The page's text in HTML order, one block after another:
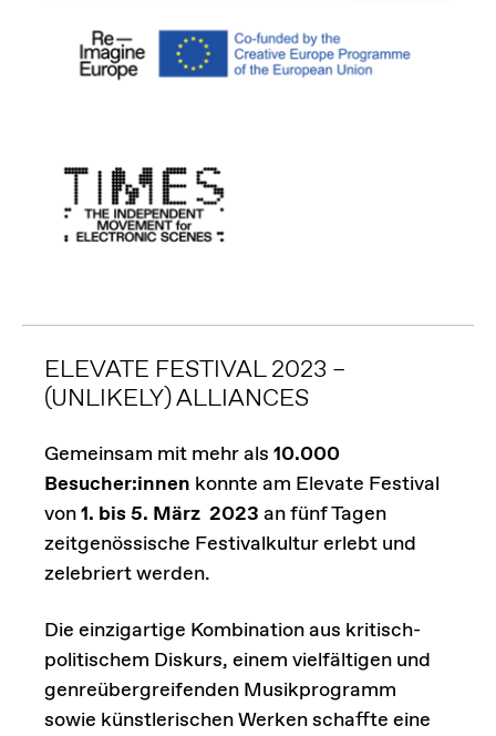
ELEVATE FESTIVAL 2023 –
(UNLIKELY) ALLIANCES
Gemeinsam mit mehr als 10.000
Besucher:innen konnte am Elevate Festival
von1. bis 5. März 2023 an fünf Tagen
zeitgenössische Festivalkultur erlebt und
zelebriert werden.
Die einzigartige Kombination aus kritisch-
politischem Diskurs, einem vielfältigen und
genreübergreifenden Musikprogramm
sowie künstlerischen Werken schaffte eine